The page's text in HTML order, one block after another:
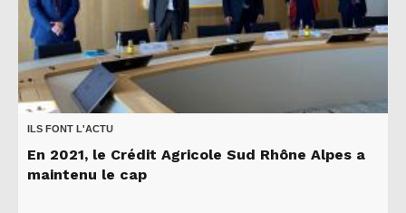
ILS FONT L'ACTU
En 2021, le Crédit Agricole Sud Rhône Alpes a
maintenu le cap